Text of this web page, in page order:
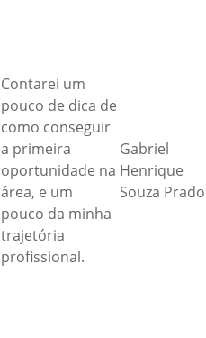
Contarei um
pouco de dica de
como conseguir
a primeira
oportunidade na
área, e um
pouco da minha
trajetória
profissional.
Gabriel
Henrique
Souza Prado